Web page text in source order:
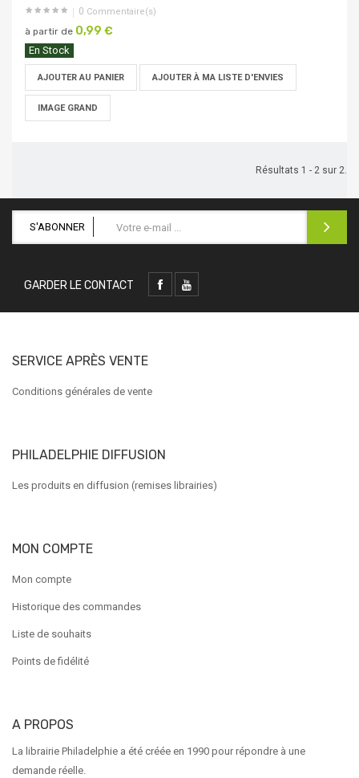
0 Commentaire(s)
à partir de 0,99 €
En Stock
AJOUTER AU PANIER AJOUTER À MA LISTE D'ENVIES
IMAGE GRAND
Résultats 1 - 2 sur 2.
S'ABONNER
GARDER LE CONTACT
SERVICE APRÈS VENTE
Conditions générales de vente
PHILADELPHIE DIFFUSION
Les produits en diffusion (remises librairies)
MON COMPTE
Mon compte
Historique des commandes
Liste de souhaits
Points de fidélité
A PROPOS
La librairie Philadelphie a été créée en 1990 pour répondre à une
demande réelle.